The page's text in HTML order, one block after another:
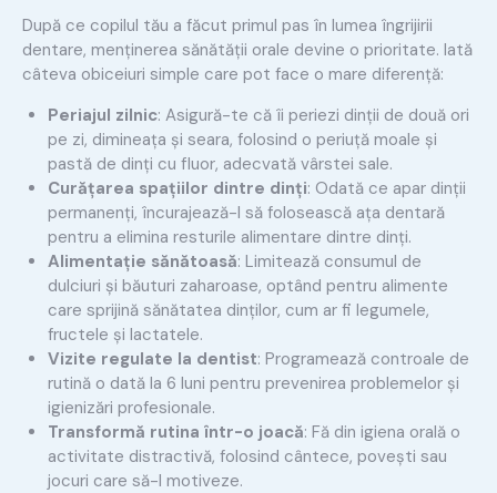
După ce copilul tău a făcut primul pas în lumea îngrijirii
dentare, menținerea sănătății orale devine o prioritate. Iată
câteva obiceiuri simple care pot face o mare diferență:
Periajul zilnic: Asigură-te că îi periezi dinții de două ori
pe zi, dimineața și seara, folosind o periuță moale și
pastă de dinți cu fluor, adecvată vârstei sale.
Curățarea spațiilor dintre dinți: Odată ce apar dinții
permanenți, încurajează-l să folosească ața dentară
pentru a elimina resturile alimentare dintre dinți.
Alimentație sănătoasă: Limitează consumul de
dulciuri și băuturi zaharoase, optând pentru alimente
care sprijină sănătatea dinților, cum ar fi legumele,
fructele și lactatele.
Vizite regulate la dentist: Programează controale de
rutină o dată la 6 luni pentru prevenirea problemelor și
igienizări profesionale.
Transformă rutina într-o joacă: Fă din igiena orală o
activitate distractivă, folosind cântece, povești sau
jocuri care să-l motiveze.